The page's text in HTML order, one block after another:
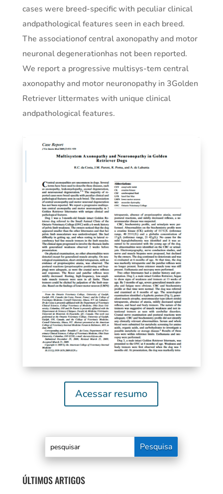
cases were breed-specific with peculiar clinical
andpathological features seen in each breed.
The associationof central axonopathy and motor
neuronal degenerationhas not been reported.
We report a progressive multisys-tem central
axonopathy and motor neuronopathy in 3Golden
Retriever littermates with unique clinical
andpathological features.
Acessar resumo
ÚLTIMOS ARTIGOS